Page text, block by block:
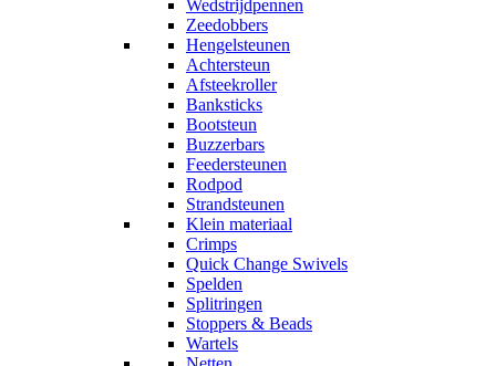
Wedstrijdpennen
Zeedobbers
Hengelsteunen
Achtersteun
Afsteekroller
Banksticks
Bootsteun
Buzzerbars
Feedersteunen
Rodpod
Strandsteunen
Klein materiaal
Crimps
Quick Change Swivels
Spelden
Splitringen
Stoppers & Beads
Wartels